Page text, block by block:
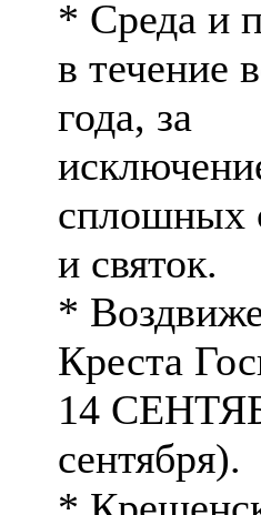
* Среда и
в течение
года, за
сплошных
и святок.
*
Креста
14
сентября).